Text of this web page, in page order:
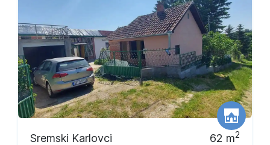
Sremski Karlovci 62 m2